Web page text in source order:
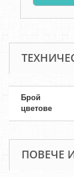
Брой
цветове
ПОВЕЧЕ